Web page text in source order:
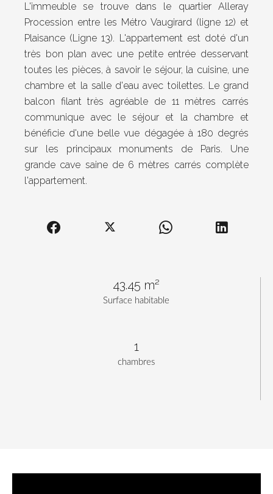
Surface habitable
43.45 m²
chambres
1
L'immeuble se trouve dans le quartier Alleray
Procession entre les Métro Vaugirard (ligne 12) et
Plaisance (Ligne 13). L'appartement est doté d'un
très bon plan avec une petite entrée desservant
toutes les pièces, à savoir le séjour, la cuisine, une
chambre et la salle d'eau avec toilettes. Le grand
balcon filant très agréable de 11 mètres carrés
communique avec le séjour et la chambre et
bénéficie d'une belle vue dégagée à 180 degrés
sur les principaux monuments de Paris. Une
grande cave saine de 6 mètres carrés complète
l'appartement.